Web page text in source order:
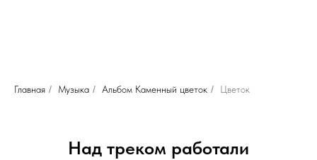
Главная / Музыка / Альбом Каменный цветок / Цветок
Над треком работали